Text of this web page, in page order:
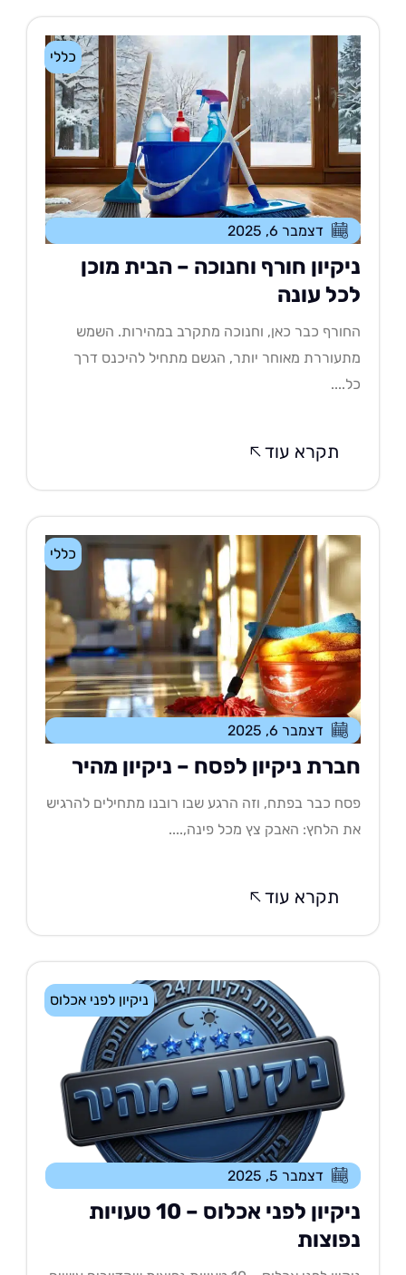
כללי
דצמבר 6, 2025
חורף וחנוכה – הבית מוכן
עונה
כבר כאן, וחנוכה מתקרב במהירות. השמש
מאוחר יותר, הגשם מתחיל להיכנס דרך
תקרא עוד
כללי
דצמבר 6, 2025
ניקיון לפסח – ניקיון מהיר
כבר בפתח, וזה הרגע שבו רובנו מתחילים להרגיש
הלחץ: האבק צץ מכל פינה,....
תקרא עוד
ניקיון לפני אכלוס
דצמבר 5, 2025
ניקיון לפני אכלוס – 10 טעויות